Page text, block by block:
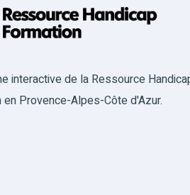
interactive de la Ressource
en Provence-Alpes-Côte d'Azur.